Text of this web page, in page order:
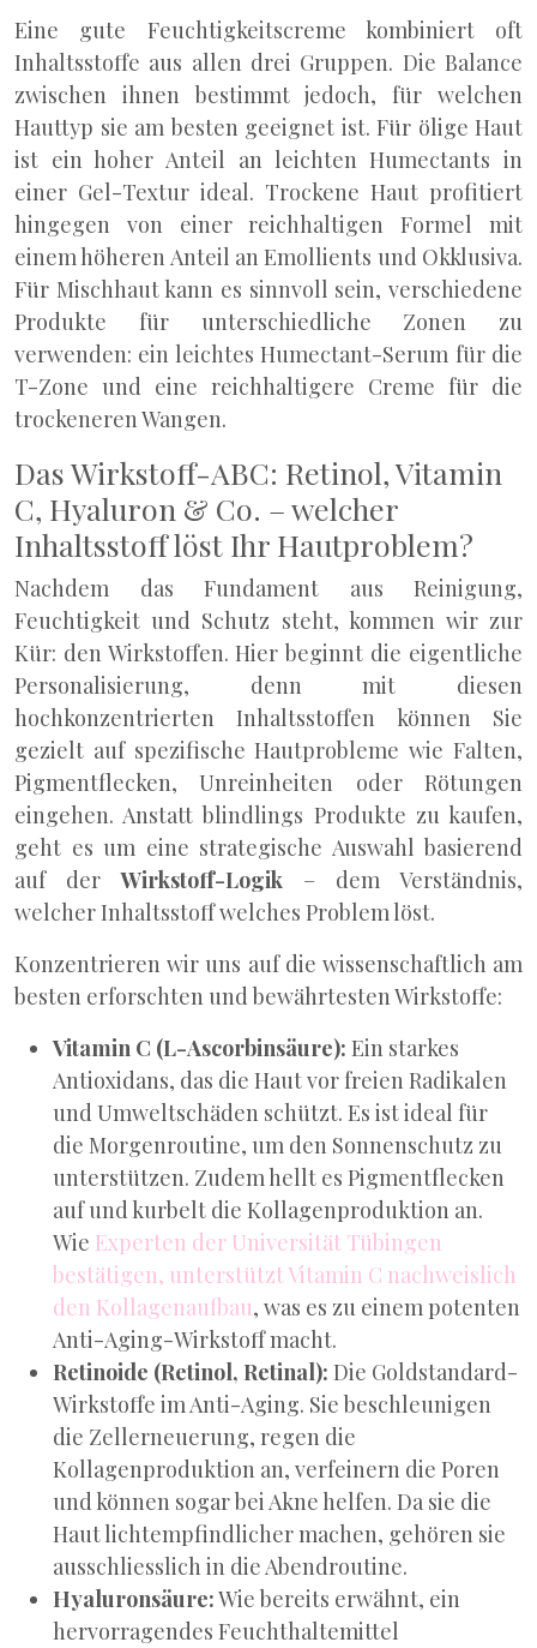
Eine gute Feuchtigkeitscreme kombiniert oft
Inhaltsstoffe aus allen drei Gruppen. Die Balance
zwischen ihnen bestimmt jedoch, für welchen
Hauttyp sie am besten geeignet ist. Für ölige Haut
ist ein hoher Anteil an leichten Humectants in
einer Gel-Textur ideal. Trockene Haut profitiert
hingegen von einer reichhaltigen Formel mit
einem höheren Anteil an Emollients und Okklusiva.
Für Mischhaut kann es sinnvoll sein, verschiedene
Produkte für unterschiedliche Zonen zu
verwenden: ein leichtes Humectant-Serum für die
T-Zone und eine reichhaltigere Creme für die
trockeneren Wangen.
Das Wirkstoff-ABC: Retinol, Vitamin
C, Hyaluron & Co. – welcher
Inhaltsstoff löst Ihr Hautproblem?
Nachdem das Fundament aus Reinigung,
Feuchtigkeit und Schutz steht, kommen wir zur
Kür: den Wirkstoffen. Hier beginnt die eigentliche
Personalisierung, denn mit diesen
hochkonzentrierten Inhaltsstoffen können Sie
gezielt auf spezifische Hautprobleme wie Falten,
Pigmentflecken, Unreinheiten oder Rötungen
eingehen. Anstatt blindlings Produkte zu kaufen,
geht es um eine strategische Auswahl basierend
auf derWirkstoff-Logik – dem Verständnis,
welcher Inhaltsstoff welches Problem löst.
Konzentrieren wir uns auf die wissenschaftlich am
besten erforschten und bewährtesten Wirkstoffe:
Vitamin C (L-Ascorbinsäure): Ein starkes
Antioxidans, das die Haut vor freien Radikalen
und Umweltschäden schützt. Es ist ideal für
die Morgenroutine, um den Sonnenschutz zu
unterstützen. Zudem hellt es Pigmentflecken
auf und kurbelt die Kollagenproduktion an.
Wie Experten der Universität Tübingen
bestätigen, unterstützt Vitamin C nachweislich
den Kollagenaufbau, was es zu einem potenten
Anti-Aging-Wirkstoff macht.
Retinoide (Retinol, Retinal): Die Goldstandard-
Wirkstoffe im Anti-Aging. Sie beschleunigen
die Zellerneuerung, regen die
Kollagenproduktion an, verfeinern die Poren
und können sogar bei Akne helfen. Da sie die
Haut lichtempfindlicher machen, gehören sie
ausschliesslich in die Abendroutine.
Hyaluronsäure:Wie bereits erwähnt, ein
hervorragendes Feuchthaltemittel